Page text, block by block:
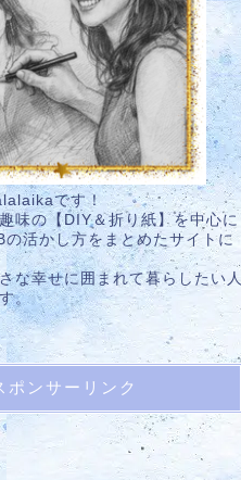
です！
味の【DIY＆折り紙】を中心に
活かし方をまとめたサイトに
な幸せに囲まれて暮らしたい人
。
ポンサーリンク